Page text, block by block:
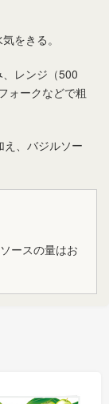
をきる。
レンジ（500
ォークなどで粗
え、バジルソー
ースの量はお